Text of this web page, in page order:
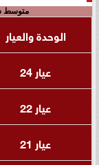
متوسط
الوحدة والعيار
عيار 24
عيار 22
عيار 21